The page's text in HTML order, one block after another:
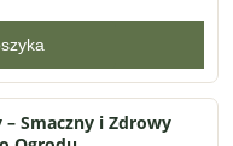
– Smaczny i Zdrowy